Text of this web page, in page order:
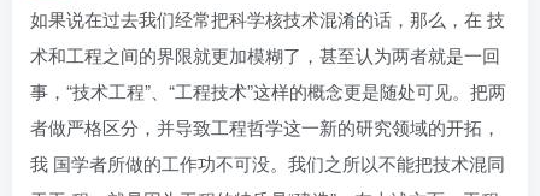
如果说在过去我们经常把科学核技术混淆的话，那么，在 技
术和工程之间的界限就更加模糊了，甚至认为两者就是一回
事，“技术工程”、“工程技术”这样的概念更是随处可见。把两
者做严格区分，并导致工程哲学这一新的研究领域的开拓，
我 国学者所做的工作功不可没。我们之所以不能把技术混同